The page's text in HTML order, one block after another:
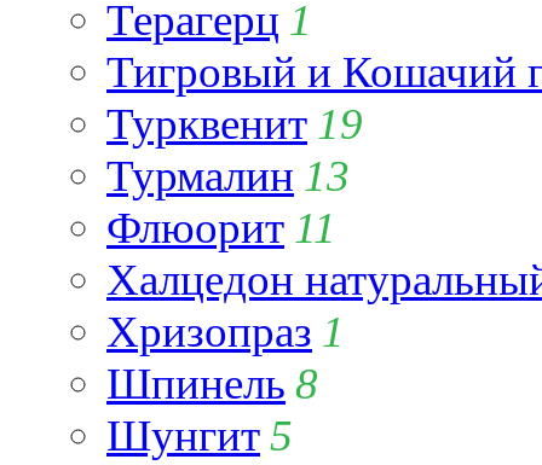
Терагерц 1
Тигровый и Кошачий
Турквенит 19
Турмалин 13
Флюорит 11
Халцедон
Хризопраз 1
Шпинель 8
Шунгит5